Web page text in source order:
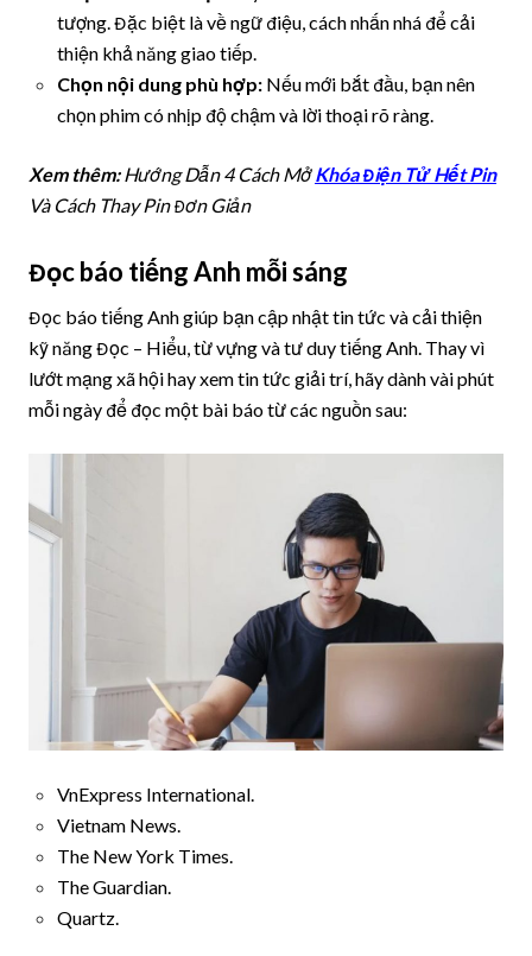
tượng. Đặc biệt là về ngữ điệu, cách nhấn nhá để cải
thiện khả năng giao tiếp.
Chọn nội dung phù hợp: Nếu mới bắt đầu, bạn nên
chọn phim có nhịp độ chậm và lời thoại rõ ràng.
Xem thêm:Hướng Dẫn 4 Cách Mở Khóa Điện Tử Hết Pin
Và Cách Thay Pin Đơn Giản
Đọc báo tiếng Anh mỗi sáng
Đọc báo tiếng Anh giúp bạn cập nhật tin tức và cải thiện
kỹ năng Đọc – Hiểu, từ vựng và tư duy tiếng Anh. Thay vì
lướt mạng xã hội hay xem tin tức giải trí, hãy dành vài phút
mỗi ngày để đọc một bài báo từ các nguồn sau:
VnExpress International.
Vietnam News.
The New York Times.
The Guardian.
Quartz.